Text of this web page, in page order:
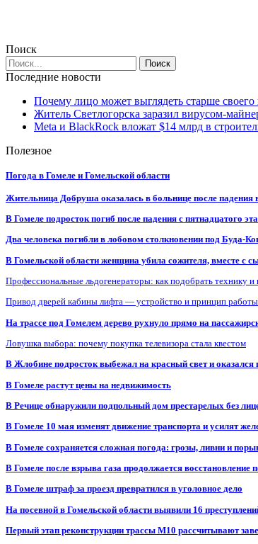
Поиск
Последние новости
Почему лицо может выглядеть старше
Житель Светлогорска заразил вирусом-
Meta и BlackRock вложат $14 млрд в
Полезное
Погода в Гомеле и Гомельской области
Жительница Добруша оказалась в больнице после падения
В Гомеле подросток погиб после падения с пятнадцатого
Два человека погибли в лобовом столкновении под Буда-
В Гомельской области женщина убила сожителя, вместе с
Профессиональные льдогенераторы: как подобрать технику и
Привод дверей кабины лифта — устройство и принцип работы
На трассе под Гомелем дерево рухнуло прямо на
Ловушка выбора: почему покупка телевизора стала квестом
В Жлобине подросток выбежал на красный свет и оказался
В Гомеле растут цены на недвижимость
В Речице обнаружили подпольный дом престарелых без
В Гомеле 10 мая изменят движение транспорта и усилят
В Гомеле сохраняется сложная погода: грозы, ливни и
В Гомеле после взрыва газа продолжается
В Гомеле штраф за проезд превратился в уголовное дело
На посевной в Гомельской области выявили 16
Первый этап реконструкции трассы М10 рассчитывают